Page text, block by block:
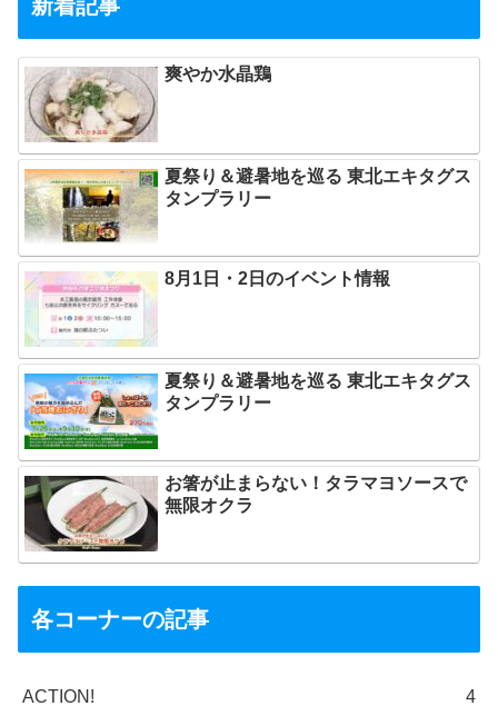
新着記事
爽やか水晶鶏
夏祭り＆避暑地を巡る 東北エキタグス
タンプラリー
8月1日・2日のイベント情報
夏祭り＆避暑地を巡る 東北エキタグス
タンプラリー
お箸が止まらない！タラマヨソースで
無限オクラ
各コーナーの記事
ACTION! 4